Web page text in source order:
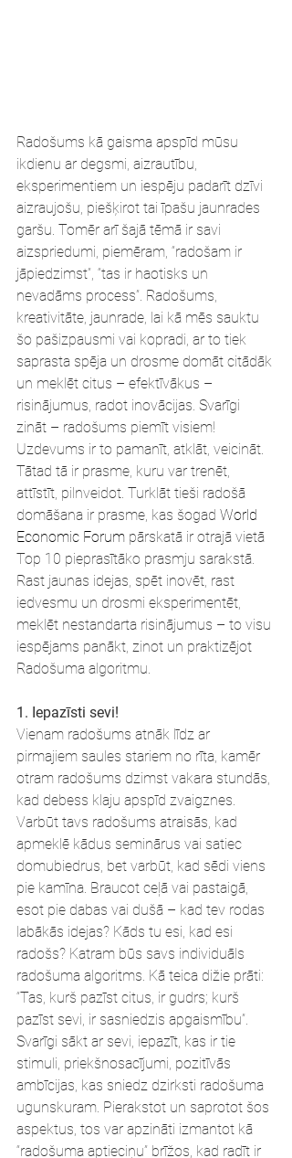
Radošums kā gaisma apspīd mūsu
ikdienu ar degsmi, aizrautību,
eksperimentiem un iespēju padarīt dzīvi
aizraujošu, piešķirot tai īpašu jaunrades
garšu. Tomēr arī šajā tēmā ir savi
aizspriedumi, piemēram, “radošam ir
jāpiedzimst”, “tas ir haotisks un
nevadāms process”. Radošums,
kreativitāte, jaunrade, lai kā mēs sauktu
šo pašizpausmi vai kopradi, ar to tiek
saprasta spēja un drosme domāt citādāk
un meklēt citus – efektīvākus –
risinājumus, radot inovācijas. Svarīgi
zināt – radošums piemīt visiem!
Uzdevums ir to pamanīt, atklāt, veicināt.
Tātad tā ir prasme, kuru var trenēt,
attīstīt, pilnveidot. Turklāt tieši radošā
domāšana ir prasme, kas šogad World
Economic Forum pārskatā ir otrajā vietā
Top 10 pieprasītāko prasmju sarakstā.
Rast jaunas idejas, spēt inovēt, rast
iedvesmu un drosmi eksperimentēt,
meklēt nestandarta risinājumus – to visu
iespējams panākt, zinot un praktizējot
Radošuma algoritmu.
1. Iepazīsti sevi!
Vienam radošums atnāk līdz ar
pirmajiem saules stariem no rīta, kamēr
otram radošums dzimst vakara stundās,
kad debess klaju apspīd zvaigznes.
Varbūt tavs radošums atraisās, kad
apmeklē kādus seminārus vai satiec
domubiedrus, bet varbūt, kad sēdi viens
pie kamīna. Braucot ceļā vai pastaigā,
esot pie dabas vai dušā – kad tev rodas
labākās idejas? Kāds tu esi, kad esi
radošs? Katram būs savs individuāls
radošuma algoritms. Kā teica dižie prāti:
“Tas, kurš pazīst citus, ir gudrs; kurš
pazīst sevi, ir sasniedzis apgaismību”.
Svarīgi sākt ar sevi, iepazīt, kas ir tie
stimuli, priekšnosacījumi, pozitīvās
ambīcijas, kas sniedz dzirksti radošuma
ugunskuram. Pierakstot un saprotot šos
aspektus, tos var apzināti izmantot kā
“radošuma aptieciņu” brīžos, kad radīt ir